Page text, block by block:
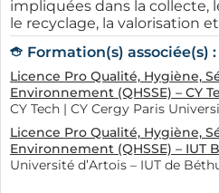
impliquées dans la collecte,
le recyclage, la valorisation
Formation(s) associée(s) :
Licence Pro Qualité, Hygiène,
Environnement (QHSSE) – CY
CY Tech | CY Cergy Paris
Licence Pro Qualité, Hygiène,
Environnement (QHSSE) – IUT
Université d’Artois – IUT de